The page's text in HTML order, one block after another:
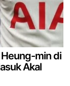
Heung-min di
Akal